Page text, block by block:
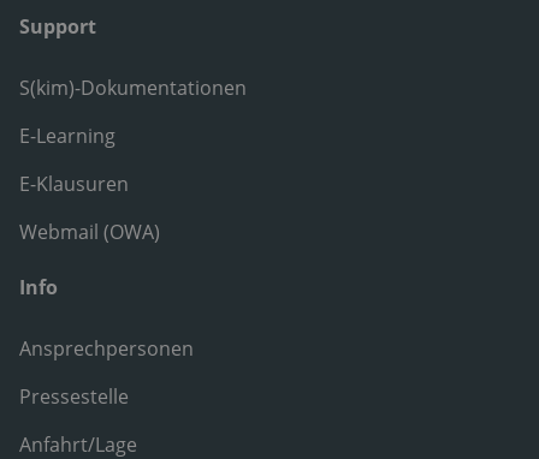
Support
S(kim)-Dokumentationen
E-Learning
E-Klausuren
Webmail (OWA)
Info
Ansprechpersonen
Pressestelle
Anfahrt/Lage